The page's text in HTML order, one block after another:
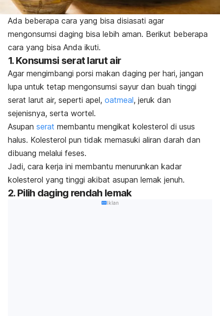
Ada beberapa cara yang bisa disiasati agar
mengonsumsi daging bisa lebih aman. Berikut beberapa
cara yang bisa Anda ikuti.
1. Konsumsi serat larut air
Agar mengimbangi porsi makan daging per hari, jangan
lupa untuk tetap mengonsumsi sayur dan buah tinggi
serat larut air, seperti apel, oatmeal, jeruk dan
sejenisnya, serta wortel.
Asupan serat membantu mengikat kolesterol di usus
halus. Kolesterol pun tidak memasuki aliran darah dan
dibuang melalui feses.
Jadi, cara kerja ini membantu menurunkan kadar
kolesterol yang tinggi akibat asupan lemak jenuh.
2. Pilih daging rendah lemak
Iklan